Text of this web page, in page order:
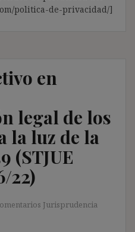
politica-de-privacidad/]
en
legal de los
la luz de la
(STJUE
22)
Jurisprudencia